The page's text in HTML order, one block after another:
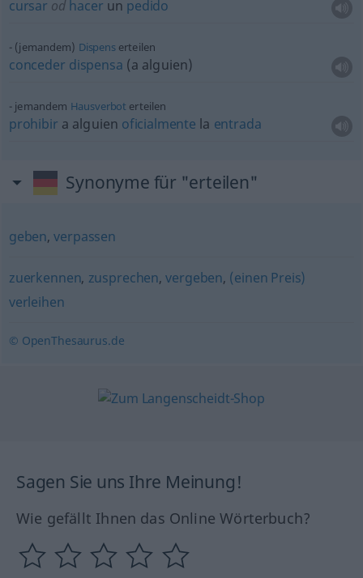
cursar od hacer un pedido
(jemandem) Dispenserteilen
conceder dispensa (a alguien)
jemandem Hausverbot erteilen
prohibir a alguien oficialmente la entrada
Synonyme für "erteilen"
geben,verpassen
zuerkennen, zusprechen,vergeben, (einen Preis)
verleihen
© OpenThesaurus.de
Sagen Sie uns Ihre Meinung!
Wie gefällt Ihnen das Online Wörterbuch?